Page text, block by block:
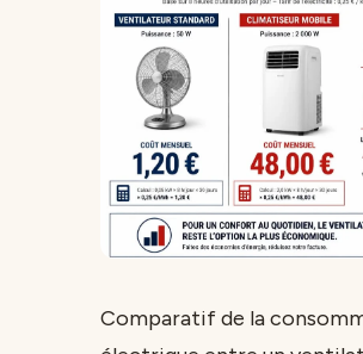
Comparatif de la